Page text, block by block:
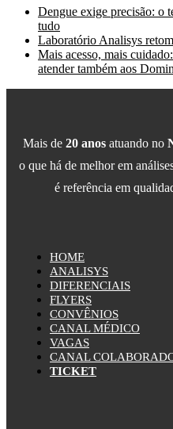
Dengue exige precisão: o
tudo
Laboratório Analisys
Mais acesso, mais
atender também aos
Mais de 20 anosatuando no
o que há de melhor em
é referência em
HOME
ANALISYS
DIFERENCIAIS
FLYERS
CONVÊNIOS
CANAL MÉDICO
VAGAS
CANAL
TICKET